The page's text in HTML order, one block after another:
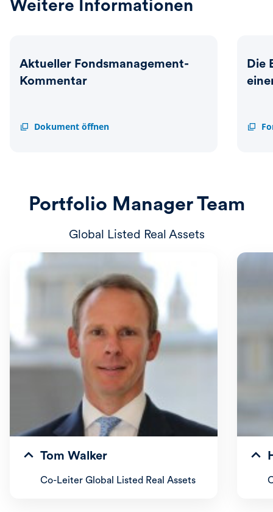
Weitere Informationen
Aktueller Fondsmanagement-
Kommentar
Dokument öffnen
Aktueller
Die
Die
Portfolio Manager Team
Global Listed Real Assets
Tom Walker
Co-Leiter Global Listed Real Assets